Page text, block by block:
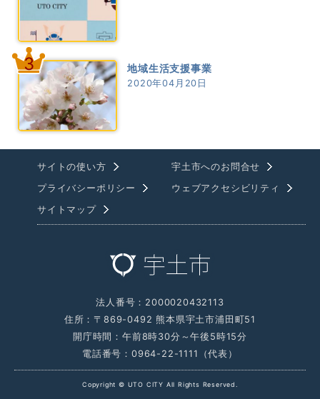
3 地域生活支援事業
2020年04月20日
サイトの使い方
宇土市へのお問合せ
プライバシーポリシー
ウェブアクセシビリティ
サイトマップ
法人番号：2000020432113
住所：〒869-0492 熊本県宇土市浦田町51
開庁時間：午前8時30分～午後5時15分
電話番号：0964-22-1111（代表）
Copyright © UTO CITY All Rights Reserved.